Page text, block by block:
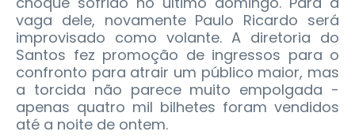
vaga dele, novamente Paulo Ricardo será
improvisado como volante. A diretoria do
Santos fez promoção de ingressos para o
confronto para atrair um público maior, mas
a torcida não parece muito empolgada -
apenas quatro mil bilhetes foram vendidos
até a noite de ontem.